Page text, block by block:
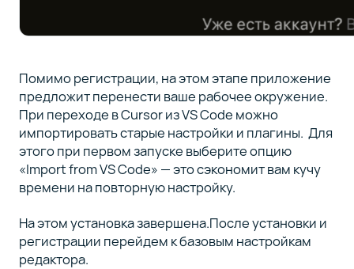
Помимо регистрации, на этом этапе приложение
предложит перенести ваше рабочее окружение.
При переходе в Cursor из VS Code можно
импортировать старые настройки и плагины. Для
этого при первом запуске выберите опцию
«Import from VS Code» — это сэкономит вам кучу
времени на повторную настройку.
На этом установка завершена.После установки и
регистрации перейдем к базовым настройкам
редактора.